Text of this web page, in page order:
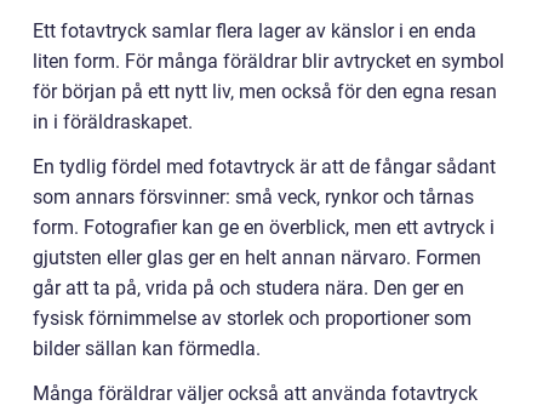
Ett fotavtryck samlar flera lager av känslor i en enda
liten form. För många föräldrar blir avtrycket en symbol
för början på ett nytt liv, men också för den egna resan
in i föräldraskapet.
En tydlig fördel med fotavtryck är att de fångar sådant
som annars försvinner: små veck, rynkor och tårnas
form. Fotografier kan ge en överblick, men ett avtryck i
gjutsten eller glas ger en helt annan närvaro. Formen
går att ta på, vrida på och studera nära. Den ger en
fysisk förnimmelse av storlek och proportioner som
bilder sällan kan förmedla.
Många föräldrar väljer också att använda fotavtryck